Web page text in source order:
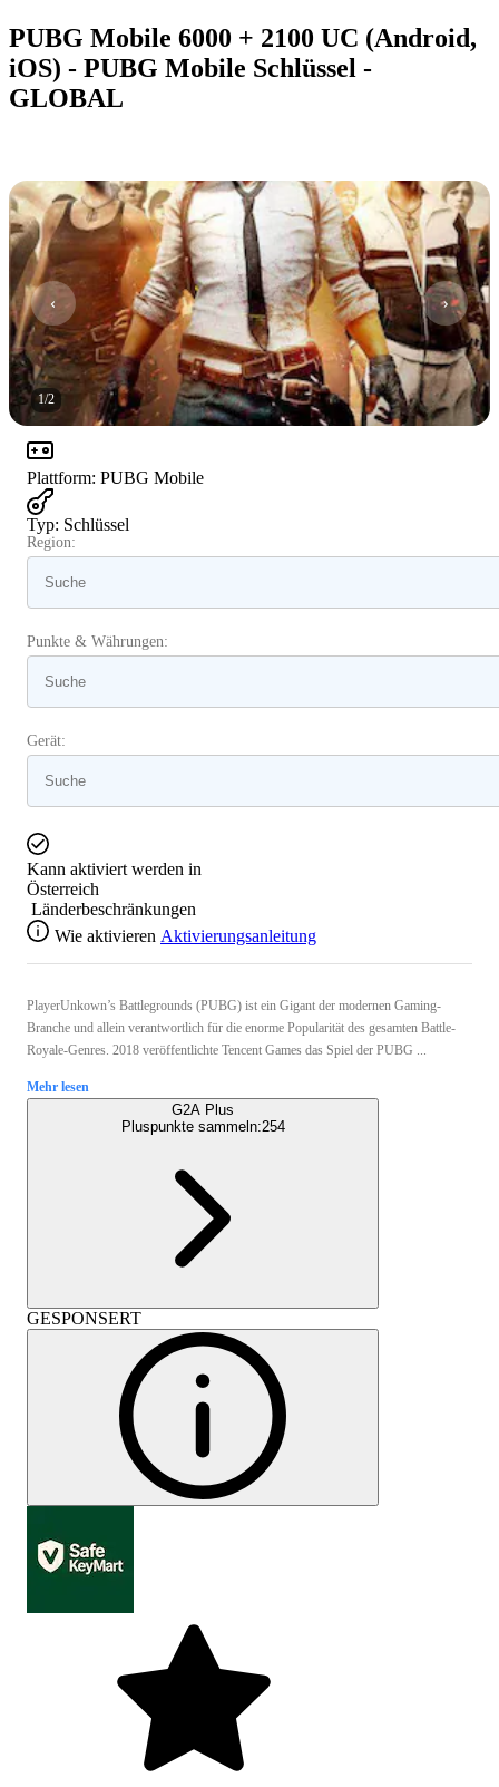
PUBG Mobile 6000 + 2100 UC (Android,
iOS) - PUBG Mobile Schlüssel -
GLOBAL
1/2
Plattform: PUBG Mobile
Typ: Schlüssel
Region:
Punkte & Währungen:
Gerät:
Kann aktiviert werden in
Österreich
Länderbeschränkungen
Wie aktivieren Aktivierungsanleitung
PlayerUnkown’s Battlegrounds (PUBG) ist ein Gigant der modernen Gaming-
Branche und allein verantwortlich für die enorme Popularität des gesamten Battle-
Royale-Genres. 2018 veröffentlichte Tencent Games das Spiel der PUBG ...
Mehr lesen
G2A Plus
Pluspunkte sammeln:254
GESPONSERT